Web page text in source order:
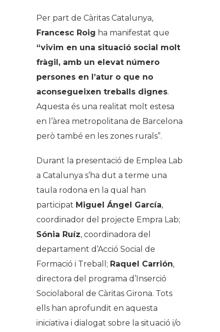
Per part de Càritas Catalunya,
Francesc Roig ha manifestat que
“vivim en una situació social molt
fràgil, amb un elevat número
persones en l’atur o que no
aconsegueixen treballs dignes.
Aquesta és una realitat molt estesa
en l’àrea metropolitana de Barcelona
però també en les zones rurals”.
Durant la presentació de Emplea Lab
a Catalunya s’ha dut a terme una
taula rodona en la qual han
participat Miguel Ángel García,
coordinador del projecte Empra Lab;
Sónia Ruíz, coordinadora del
departament d’Acció Social de
Formació i Treball; Raquel Carrión,
directora del programa d’Inserció
Sociolaboral de Càritas Girona. Tots
ells han aprofundit en aquesta
iniciativa i dialogat sobre la situació i/o